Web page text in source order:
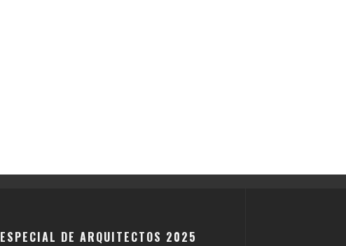
ESPECIAL DE ARQUITECTOS 2025